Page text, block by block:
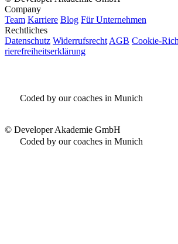
Company
Team Karriere Blog Für Unternehmen
Rechtliches
Datenschutz Widerrufsrecht AGB Cookie-
rierefreiheitserklärung
Coded by our coaches in Munich
© Developer Akademie GmbH
Coded by our coaches in Munich